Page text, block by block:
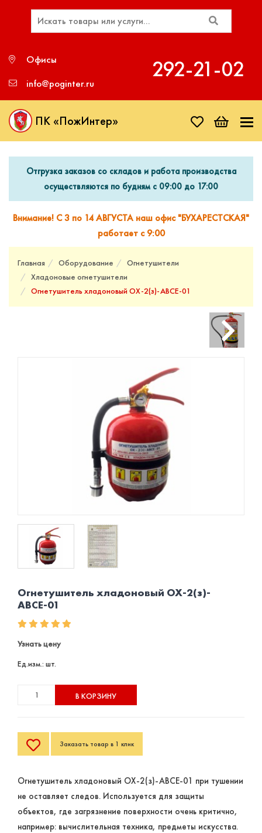
Офисы
info@poginter.ru
292‑21‑02
ПК «ПожИнтер»
Отгрузка заказов со складов и работа производства
осуществляются по будням с 09:00 до 17:00
Внимание! С 3 по 14 АВГУСТА наш офис "БУХАРЕСТСКАЯ"
работает с 9:00
Главная Оборудование
Огнетушители
Хладоновые огнетушители
Огнетушитель хладоновый ОХ-2(з)-АВСЕ-01
Огнетушитель хладоновый ОХ-2(з)-
АВСЕ-01
Узнать цену
Ед.изм.: шт.
В КОРЗИНУ
Заказать товар в 1 клик
Огнетушитель хладоновый ОХ-2(з)-АВСЕ-01 при тушении
не оставляет следов. Используется для защиты
объектов, где загрязнение поверхности очень критично,
например: вычислительная техника, предметы искусства.